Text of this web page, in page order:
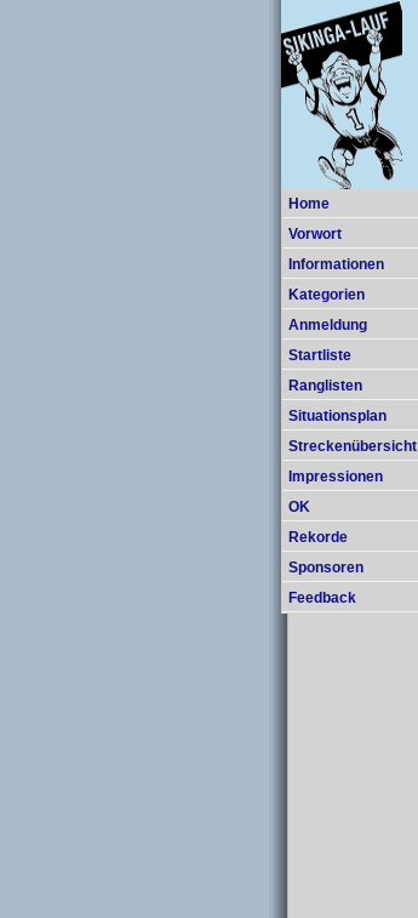
Home
Vorwort
Informationen
Kategorien
Anmeldung
Startliste
Ranglisten
Situationsplan
Streckenübersicht
Impressionen
OK
Rekorde
Sponsoren
Feedback